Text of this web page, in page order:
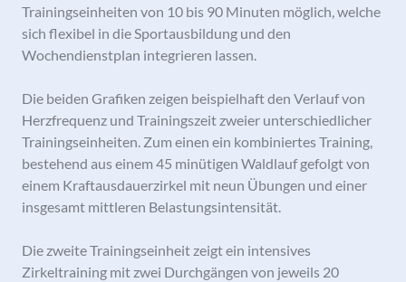
Trainingseinheiten von 10 bis 90 Minuten möglich, welche
sich flexibel in die Sportausbildung und den
Wochendienstplan integrieren lassen.
Die beiden Grafiken zeigen beispielhaft den Verlauf von
Herzfrequenz und Trainingszeit zweier unterschiedlicher
Trainingseinheiten. Zum einen ein kombiniertes Training,
bestehend aus einem 45 minütigen Waldlauf gefolgt von
einem Kraftausdauerzirkel mit neun Übungen und einer
insgesamt mittleren Belastungsintensität.
Die zweite Trainingseinheit zeigt ein intensives
Zirkeltraining mit zwei Durchgängen von jeweils 20